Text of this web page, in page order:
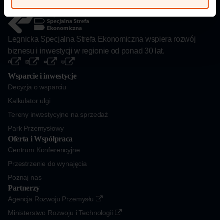
Legnicka Specjalna Strefa Ekonomiczna wspiera rozwój
biznesu i inwestycji w regionie od ponad 30 lat.
Wsparcie i inwestycje
Decyzja o wsparciu
Kalkulator ulgi
Tereny inwestycyjne na sprzedaż
Park Przemysłowy
Oferta i Współpraca
Centrum Konferencyjne
Przestrzenie do wynajęcia
Poznaj nas
Partnerzy
Agencja Rozwoju Przemysłu
Ministerstwo Rozwoju i Technologii